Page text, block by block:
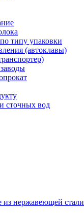
типу упаковки
(автоклавы)
сточных вод
из нержавеющей стали